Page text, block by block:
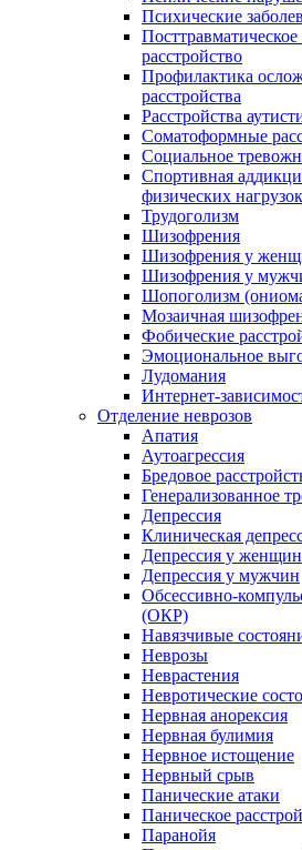
Психические
Посттравматическое
расстройство
Профилактика
расстройства
Расстройства
Соматоформные
Социальное
Спортивная
физических
Трудоголизм
Шизофрения
Шизофрения у
Шизофрения у
Шопоголизм
Мозаичная
Фобические
Эмоциональное
Лудомания
Интернет-
Отделение неврозов
Апатия
Аутоагрессия
Бредовое
Генерализованное
Депрессия
Клиническая
Депрессия у женщин
Депрессия у мужчин
Обсессивно-
(ОКР)
Навязчивые
Неврозы
Неврастения
Невротические
Нервная анорексия
Нервная булимия
Нервное истощение
Нервный срыв
Панические атаки
Паническое
Паранойя